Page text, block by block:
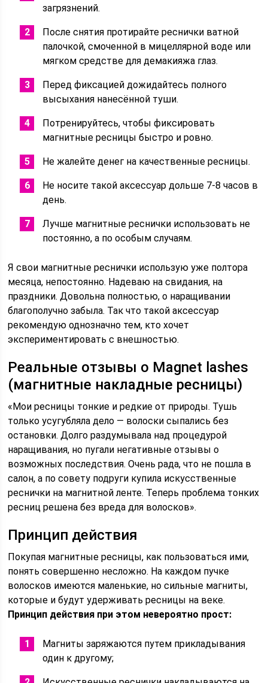
загрязнений.
После снятия протирайте реснички ватной
палочкой, смоченной в мицеллярной воде или
мягком средстве для демакияжа глаз.
Перед фиксацией дожидайтесь полного
высыхания нанесённой туши.
Потренируйтесь, чтобы фиксировать
магнитные ресницы быстро и ровно.
Не жалейте денег на качественные ресницы.
Не носите такой аксессуар дольше 7-8 часов в
день.
Лучше магнитные реснички использовать не
постоянно, а по особым случаям.
Я свои магнитные реснички использую уже полтора
месяца, непостоянно. Надеваю на свидания, на
праздники. Довольна полностью, о наращивании
благополучно забыла. Так что такой аксессуар
рекомендую однозначно тем, кто хочет
экспериментировать с внешностью.
Реальные отзывы о Мagnet lashes
(магнитные накладные ресницы)
«Мои ресницы тонкие и редкие от природы. Тушь
только усугубляла дело — волоски сыпались без
остановки. Долго раздумывала над процедурой
наращивания, но пугали негативные отзывы о
возможных последствия. Очень рада, что не пошла в
салон, а по совету подруги купила искусственные
реснички на магнитной ленте. Теперь проблема тонких
ресниц решена без вреда для волосков».
Принцип действия
Покупая магнитные ресницы, как пользоваться ими,
понять совершенно несложно. На каждом пучке
волосков имеются маленькие, но сильные магниты,
которые и будут удерживать ресницы на веке.
Принцип действия при этом невероятно прост:
Магниты заряжаются путем прикладывания
один к другому;